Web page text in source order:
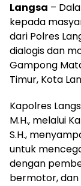
Langsa –
kepada
dari Polres
dialogis dan
Gampong
Timur, Kota
Kapolres
M.H., melalui
S.H.,
untuk
dengan
bermotor,